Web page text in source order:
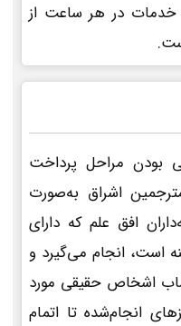
خدمات در هر ساعت از
بودن مراحل پرداخت
اشراق به‌صورت
افق علم که دارای
است، انجام می‌گیرد و
اشخاص حقیقی مورد
انجام‌شده تا اتمام